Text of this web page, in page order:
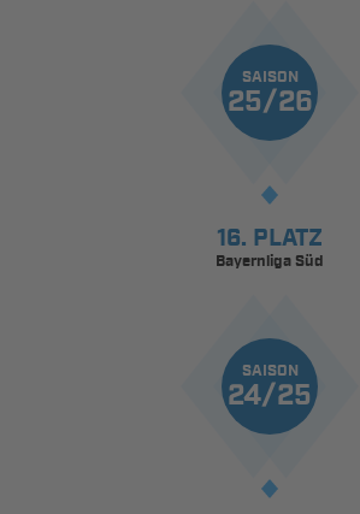
SAISON
25/26
16. PLATZ
Bayernliga Süd
SAISON
24/25